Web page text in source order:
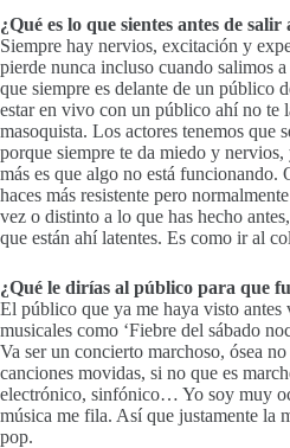
¿Qué es lo que sientes antes de salir
Siempre hay nervios, excitación y
pierde nunca incluso cuando salimos
que siempre es delante de un público
estar en vivo con un público ahí no te
masoquista. Los actores tenemos que
porque siempre te da miedo y
más es que algo no está funcionando.
haces más resistente pero
vez o distinto a lo que has hecho
que están ahí latentes. Es como ir al
¿Qué le dirías al público para que
El público que ya me haya visto antes
musicales como ‘Fiebre del sábado
Va ser un concierto marchoso, ósea
canciones movidas, si no que es
electrónico, sinfónico… Yo soy muy
música me fila. Así que justamente la
pop.